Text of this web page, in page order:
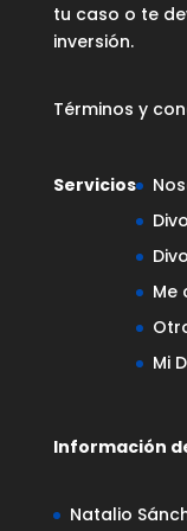
tu caso o te
inversión.
Términos y
Servicios
Me
Mi
Información
Natalio